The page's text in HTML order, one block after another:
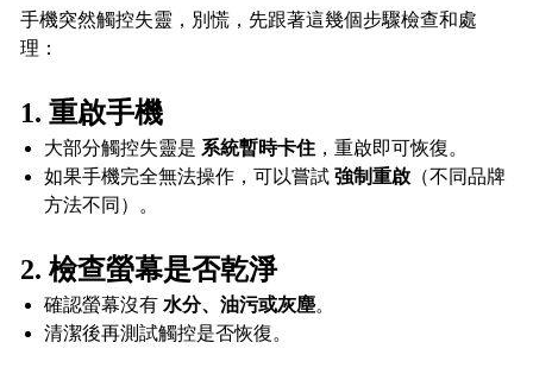
手機突然觸控失靈，別慌，先跟著這幾個步驟檢查和處
理：
1. 重啟手機
大部分觸控失靈是 系統暫時卡住 ，重啟即可恢復。
如果手機完全無法操作，可以嘗試 強制重啟 （不同品牌
方法不同）。
2. 檢查螢幕是否乾淨
確認螢幕沒有 水分、油污或灰塵。
清潔後再測試觸控是否恢復。